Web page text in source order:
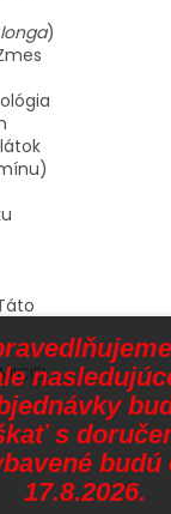
)
s
budú
17.8.2026.